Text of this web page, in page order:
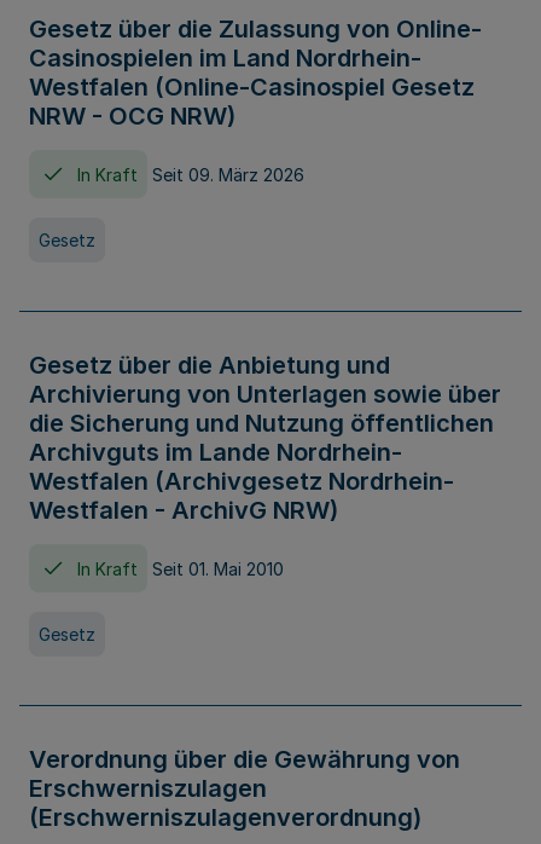
Gesetz über die Zulassung von Online-
Casinospielen im Land Nordrhein-
Westfalen (Online-Casinospiel Gesetz
NRW - OCG NRW)
In Kraft Seit 09. März 2026
Gesetz
Gesetz über die Anbietung und
Archivierung von Unterlagen sowie über
die Sicherung und Nutzung öffentlichen
Archivguts im Lande Nordrhein-
Westfalen (Archivgesetz Nordrhein-
Westfalen - ArchivG NRW)
In Kraft Seit 01. Mai 2010
Gesetz
Verordnung über die Gewährung von
Erschwerniszulagen
(Erschwerniszulagenverordnung)